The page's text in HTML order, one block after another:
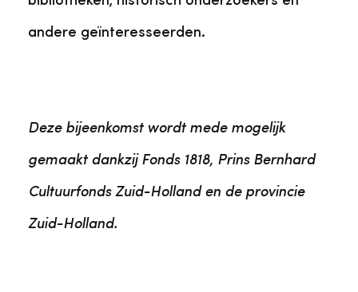
andere geïnteresseerden.
Deze bijeenkomst wordt mede mogelijk
gemaakt dankzij Fonds 1818, Prins Bernhard
Cultuurfonds Zuid-Holland en de provincie
Zuid-Holland.